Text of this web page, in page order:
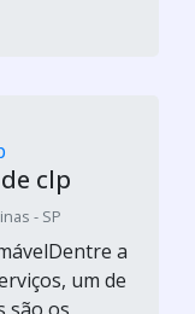
- SP
a
um de
são os
incremental
pela